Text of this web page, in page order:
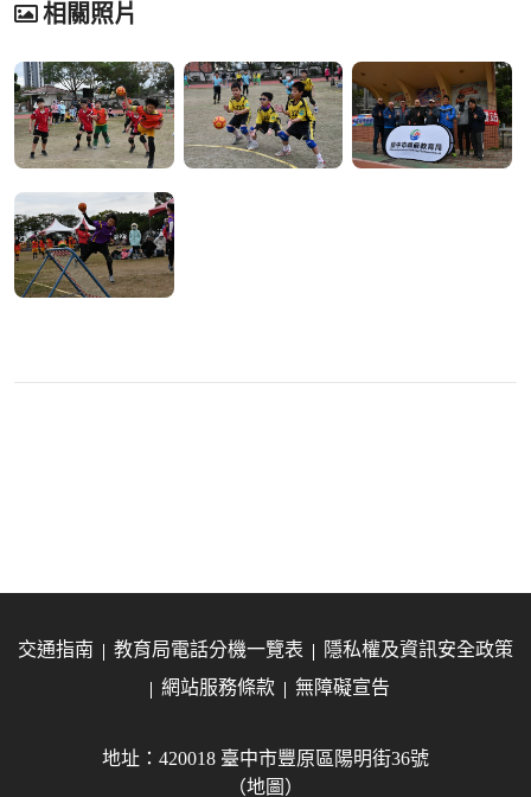
相關照片
交通指南 教育局電話分機一覽表
隱私權及資訊安全政策
網站服務條款
無障礙宣告
地址：420018 臺中市豐原區陽明街36號
（地圖）